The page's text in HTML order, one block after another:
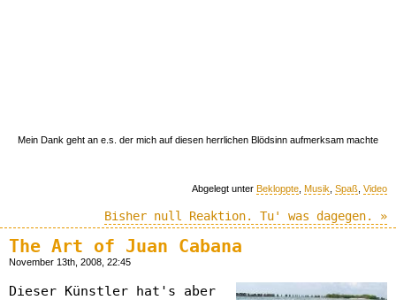
Mein Dank geht an e.s. der mich auf diesen herrlichen Blödsinn aufmerksam machte
Abgelegt unter Bekloppte Musik Spaß Video
Bisher null Reaktion. Tu' was dagegen. »
The Art of Juan Cabana
November 13th, 2008, 22:45
Dieser Künstler hat's aber